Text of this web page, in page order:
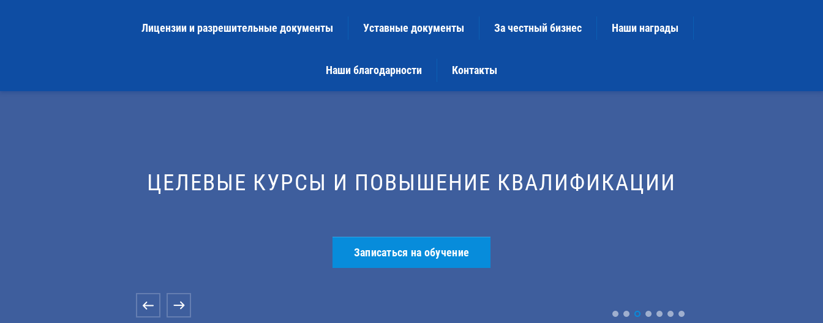
Лицензии и разрешительные документы Уставные документы За честный бизнес Наши награды
Наши благодарности Контакты
ОХРАНА ТРУДА, ПЕРВАЯ ПОМОЩЬ, ПРИМЕНЕНИЕ
Записаться на обучение